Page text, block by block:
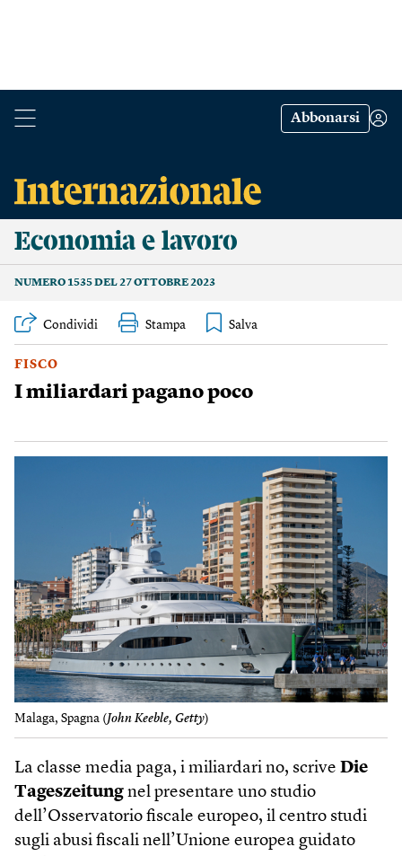
Abbonarsi
Economia e lavoro
NUMERO 1535 DEL 27 OTTOBRE 2023
Condividi Stampa
FISCO
I miliardari pagano poco
Malaga, Spagna (John Keeble, Getty)
La classe media paga, i miliardari no, scrive Die
Tageszeitung nel presentare uno studio
dell’Osservatorio fiscale europeo, il centro studi
sugli abusi fiscali nell’Unione europea guidato